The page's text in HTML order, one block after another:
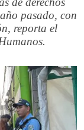
pasado, con
reporta el